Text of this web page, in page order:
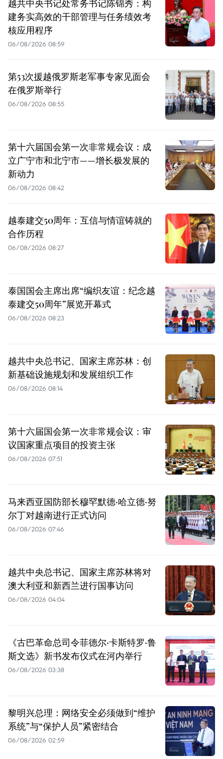
越共中央书记处常务书记陈锦秀：构
建务实高效的干部管理与任务绩效考
核应用程序
06/08/2026 08:59
第53次援越俄罗斯老军事专家见面会
在俄罗斯举行
06/08/2026 08:55
第十六届国会第一次非常规会议：成
立广宁市和北宁市——增长极发展的
新动力
06/08/2026 08:42
越泰建交50周年：互信与情谊铸就的
合作历程
06/08/2026 08:27
泰国国会主席出席“编织友谊：纪念越
泰建交50周年”展览开幕式
06/08/2026 08:23
越共中央总书记、国家主席苏林：创
新基础设施规划和发展组织工作
06/08/2026 08:14
第十六届国会第一次非常规会议：审
议国家重点项目的投资主张
06/08/2026 07:51
马来西亚国防部长穆罕默德·哈立德·努
尔丁对越南进行正式访问
06/08/2026 07:46
越共中央总书记、国家主席苏林将对
澳大利亚和新西兰进行国事访问
06/08/2026 04:04
《古巴革命总司令菲德尔·卡斯特罗·鲁
斯文选》新书发布仪式在河内举行
06/08/2026 03:38
黎明兴总理：网络安全必须做到“维护
系统”与“保护人员”紧密结合
06/08/2026 02:59